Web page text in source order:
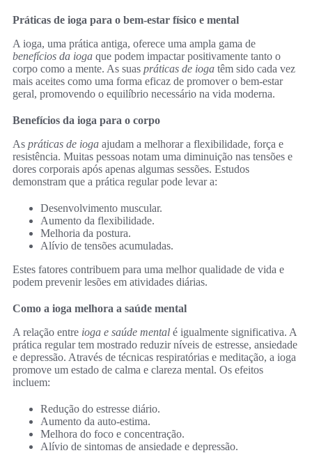
Práticas de ioga para o bem-estar físico e mental
A ioga, uma prática antiga, oferece uma ampla gama de
benefícios da ioga que podem impactar positivamente tanto o
corpo como a mente. As suas práticas de ioga têm sido cada vez
mais aceites como uma forma eficaz de promover o bem-estar
geral, promovendo o equilíbrio necessário na vida moderna.
Benefícios da ioga para o corpo
As práticas de ioga ajudam a melhorar a flexibilidade, força e
resistência. Muitas pessoas notam uma diminuição nas tensões e
dores corporais após apenas algumas sessões. Estudos
demonstram que a prática regular pode levar a:
Desenvolvimento muscular.
Aumento da flexibilidade.
Melhoria da postura.
Alívio de tensões acumuladas.
Estes fatores contribuem para uma melhor qualidade de vida e
podem prevenir lesões em atividades diárias.
Como a ioga melhora a saúde mental
A relação entre ioga e saúde mental é igualmente significativa. A
prática regular tem mostrado reduzir níveis de estresse, ansiedade
e depressão. Através de técnicas respiratórias e meditação, a ioga
promove um estado de calma e clareza mental. Os efeitos
incluem:
Redução do estresse diário.
Aumento da auto-estima.
Melhora do foco e concentração.
Alívio de sintomas de ansiedade e depressão.